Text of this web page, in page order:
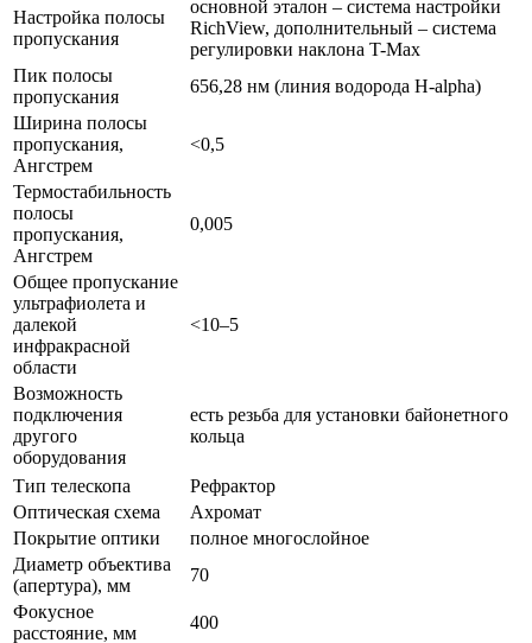
Настройка полосы
пропускания
основной эталон – система настройки
RichView, дополнительный – система
регулировки наклона T-Max
Пик полосы
пропускания
656,28 нм (линия водорода H-alpha)
Ширина полосы
пропускания,
Ангстрем
<0,5
Термостабильность
полосы
пропускания,
Ангстрем
0,005
Общее пропускание
ультрафиолета и
далекой
инфракрасной
области
<10–5
Возможность
подключения
другого
оборудования
есть резьба для установки байонетного
кольца
Тип телескопа
Рефрактор
Оптическая схема
Ахромат
Покрытие оптики
полное многослойное
Диаметр объектива
(апертура), мм
70
Фокусное
расстояние, мм
400